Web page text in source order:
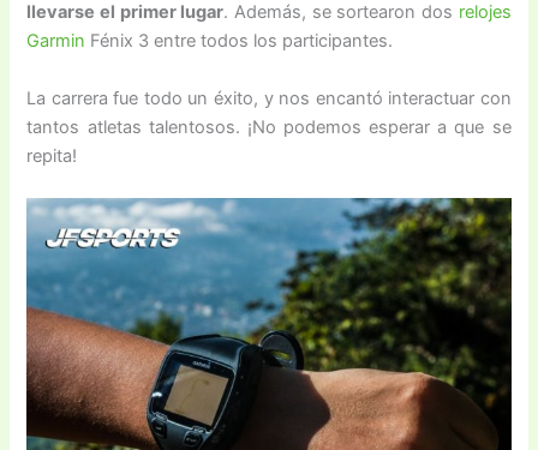
llevarse el primer lugar. Además, se sortearon dos relojes
Garmin Fénix 3 entre todos los participantes.
La carrera fue todo un éxito, y nos encantó interactuar con
tantos atletas talentosos. ¡No podemos esperar a que se
repita!